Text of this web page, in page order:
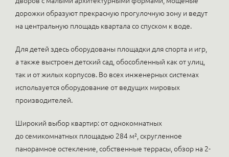
дорожки образуют прекрасную прогулочную зону и ведут
на центральную площадь квартала со спуском к воде.
Для детей здесь оборудованы площадки для спорта и игр,
а также выстроен детский сад, обособленный как от улиц,
так и от жилых корпусов. Во всех инженерных системах
используется оборудование от ведущих мировых
производителей.
Широкий выбор квартир: от однокомнатных
до семикомнатных площадью 284 м², скругленное
панорамное остекление, собственные террасы, обзор на 2-